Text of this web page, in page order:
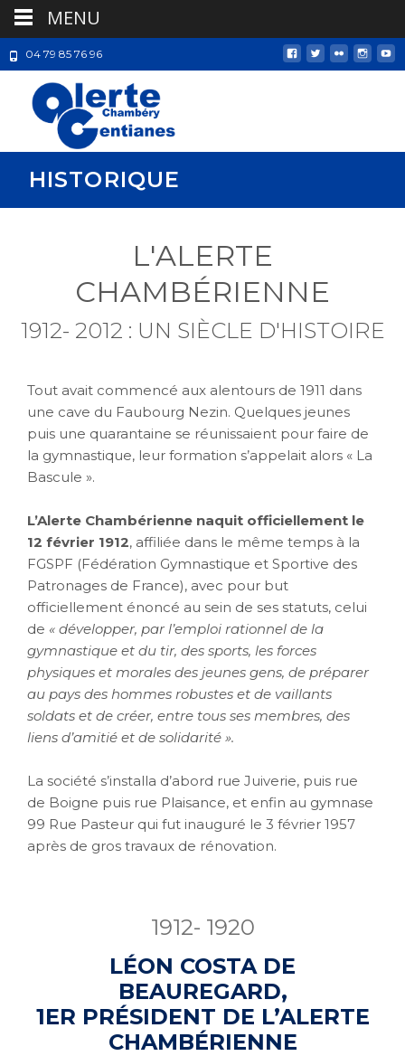
04 79 85 76 96
HISTORIQUE
L'ALERTE
CHAMBÉRIENNE
1912- 2012 : UN SIÈCLE D'HISTOIRE
Tout avait commencé aux alentours de 1911 dans
une cave du Faubourg Nezin. Quelques jeunes
puis une quarantaine se réunissaient pour faire de
la gymnastique, leur formation s’appelait alors « La
Bascule ».
L’Alerte Chambérienne naquit officiellement le
12 février 1912, affiliée dans le même temps à la
FGSPF (Fédération Gymnastique et Sportive des
Patronages de France), avec pour but
officiellement énoncé au sein de ses statuts, celui
de « développer, par l’emploi rationnel de la
gymnastique et du tir, des sports, les forces
physiques et morales des jeunes gens, de préparer
au pays des hommes robustes et de vaillants
soldats et de créer, entre tous ses membres, des
liens d’amitié et de solidarité ».
La société s’installa d’abord rue Juiverie, puis rue
de Boigne puis rue Plaisance, et enfin au gymnase
99 Rue Pasteur qui fut inauguré le 3 février 1957
après de gros travaux de rénovation.
1912- 1920
LÉON COSTA DE
BEAUREGARD,
1ER PRÉSIDENT DE L’ALERTE
CHAMBÉRIENNE
MENU